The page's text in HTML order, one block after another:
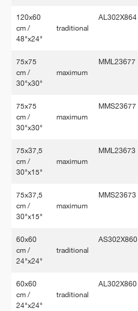
120x60
cm /
48"x24"
traditional
AL302X864
75x75
cm /
30"x30"
maximum
MML23677
75x75
cm /
30"x30"
maximum
MMS23677
75x37,5
cm /
30"x15"
maximum
MML23673
75x37,5
cm /
30"x15"
maximum
MMS23673
60x60
cm /
24"x24"
traditional
AS302X860
60x60
cm /
24"x24"
traditional
AL302X860